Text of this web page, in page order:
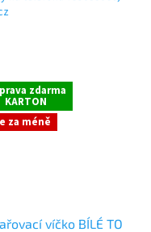
zdarma
KARTON
za méně
víčko BÍLÉ TO